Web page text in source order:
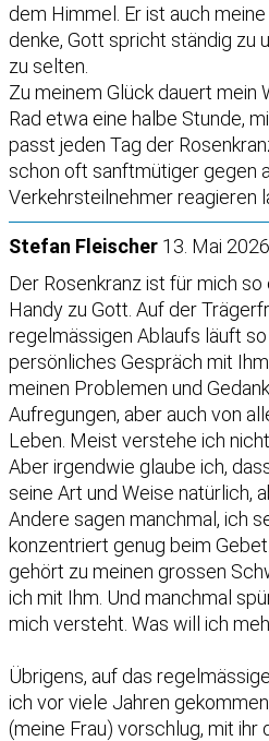
dem Himmel. Er ist auch
denke, Gott spricht ständig zu
zu selten.
Zu meinem Glück dauert mein
Rad etwa eine halbe Stunde,
passt jeden Tag der
schon oft sanftmütiger gegen
Verkehrsteilnehmer reagieren
Stefan Fleischer 13. Mai
Der Rosenkranz ist für mich
Handy zu Gott. Auf der
regelmässigen Ablaufs läuft
persönliches Gespräch mit
meinen Problemen und
Aufregungen, aber auch von
Leben. Meist verstehe ich
Aber irgendwie glaube ich,
seine Art und Weise natürlich,
Andere sagen manchmal, ich
konzentriert genug beim
gehört zu meinen grossen
ich mit Ihm. Und manchmal
mich versteht. Was will ich
Übrigens, auf das
ich vor viele Jahren
(meine Frau) vorschlug, mit ihr